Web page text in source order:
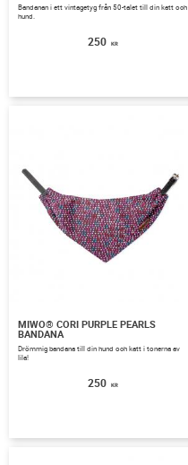
Bandanan i ett vintagetyg från 50-talet till din katt och
hund.
250 KR
MIWO® CORI PURPLE PEARLS
BANDANA
Drömmig bandana till din hund och katt i tonerna av
lila!
250 KR